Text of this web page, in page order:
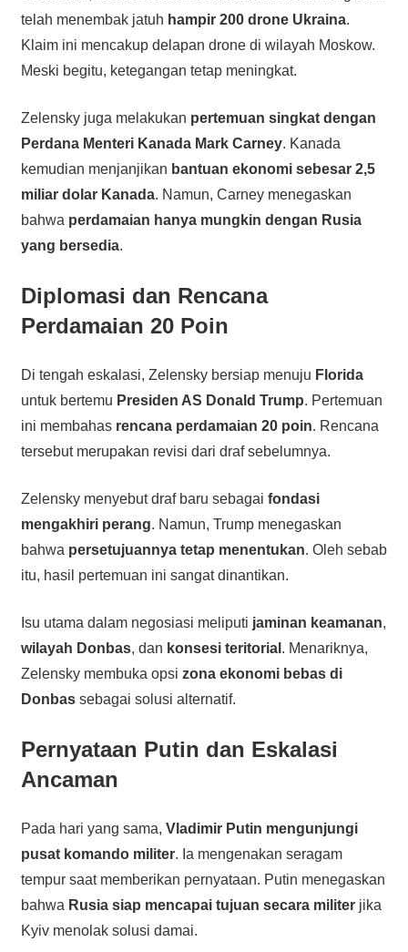
telah menembak jatuh hampir 200 drone Ukraina.
Klaim ini mencakup delapan drone di wilayah Moskow.
Meski begitu, ketegangan tetap meningkat.
Zelensky juga melakukan pertemuan singkat dengan
Perdana Menteri Kanada Mark Carney. Kanada
kemudian menjanjikan bantuan ekonomi sebesar 2,5
miliar dolar Kanada. Namun, Carney menegaskan
bahwa perdamaian hanya mungkin dengan Rusia
yang bersedia.
Diplomasi dan Rencana
Perdamaian 20 Poin
Di tengah eskalasi, Zelensky bersiap menuju Florida
untuk bertemu Presiden AS Donald Trump. Pertemuan
ini membahas rencana perdamaian 20 poin. Rencana
tersebut merupakan revisi dari draf sebelumnya.
Zelensky menyebut draf baru sebagai fondasi
mengakhiri perang. Namun, Trump menegaskan
bahwa persetujuannya tetap menentukan. Oleh sebab
itu, hasil pertemuan ini sangat dinantikan.
Isu utama dalam negosiasi meliputi jaminan keamanan,
wilayah Donbas, dan konsesi teritorial . Menariknya,
Zelensky membuka opsi zona ekonomi bebas di
Donbassebagai solusi alternatif.
Pernyataan Putin dan Eskalasi
Ancaman
Pada hari yang sama, Vladimir Putin mengunjungi
pusat komando militer. Ia mengenakan seragam
tempur saat memberikan pernyataan. Putin menegaskan
bahwa Rusia siap mencapai tujuan secara militerjika
Kyiv menolak solusi damai.